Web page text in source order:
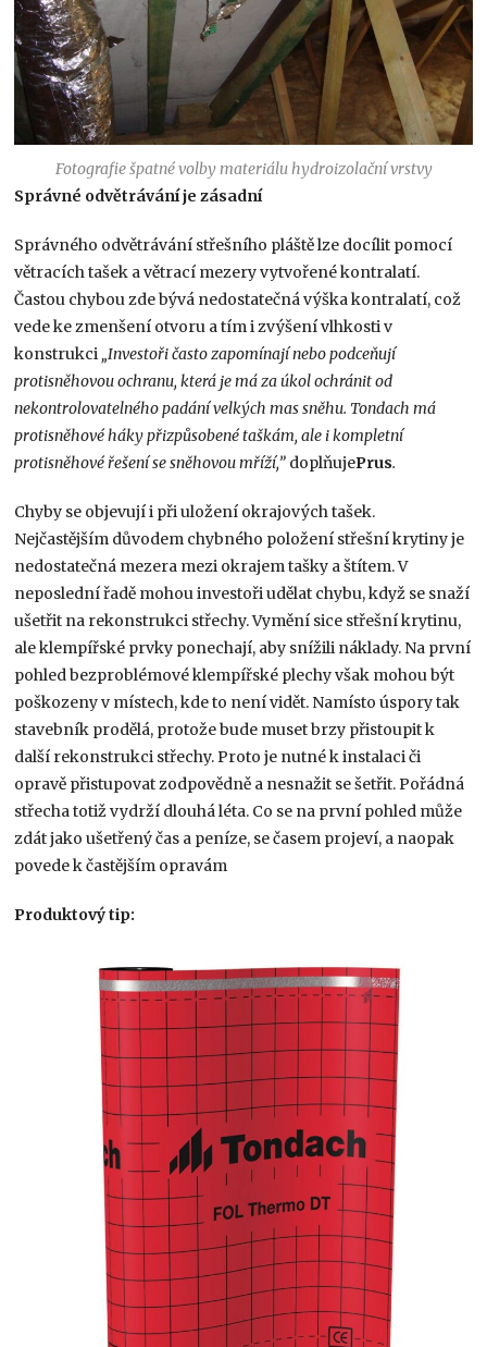
Fotografie špatné volby materiálu hydroizolační vrstvy
Správné odvětrávání je zásadní
Správného odvětrávání střešního pláště lze docílit pomocí
větracích tašek a větrací mezery vytvořené kontralatí.
Častou chybou zde bývá nedostatečná výška kontralatí, což
vede ke zmenšení otvoru a tím i zvýšení vlhkosti v
konstrukci „Investoři často zapomínají nebo podceňují
protisněhovou ochranu, která je má za úkol ochránit od
nekontrolovatelného padání velkých mas sněhu. Tondach má
protisněhové háky přizpůsobené taškám, ale i kompletní
protisněhové řešení se sněhovou mříží,” doplňujePrus.
Chyby se objevují i při uložení okrajových tašek.
Nejčastějším důvodem chybného položení střešní krytiny je
nedostatečná mezera mezi okrajem tašky a štítem. V
neposlední řadě mohou investoři udělat chybu, když se snaží
ušetřit na rekonstrukci střechy. Vymění sice střešní krytinu,
ale klempířské prvky ponechají, aby snížili náklady. Na první
pohled bezproblémové klempířské plechy však mohou být
poškozeny v místech, kde to není vidět. Namísto úspory tak
stavebník prodělá, protože bude muset brzy přistoupit k
další rekonstrukci střechy. Proto je nutné k instalaci či
opravě přistupovat zodpovědně a nesnažit se šetřit. Pořádná
střecha totiž vydrží dlouhá léta. Co se na první pohled může
zdát jako ušetřený čas a peníze, se časem projeví, a naopak
povede k častějším opravám
Produktový tip: